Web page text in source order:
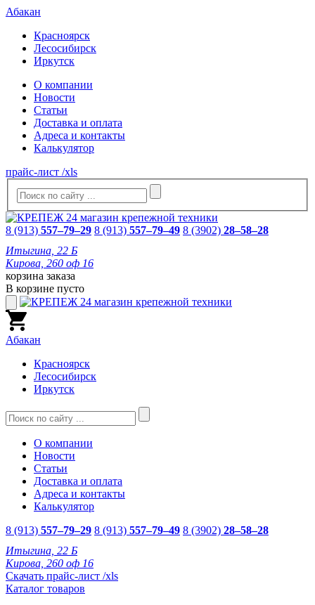
Абакан
Красноярск
Лесосибирск
Иркутск
О компании
Новости
Статьи
Доставка и оплата
Адреса и контакты
Калькулятор
прайс-лист /xls
8 (913) 557–79–29 8 (913) 557–79–49 8 (3902) 28–58–28
Итыгина, 22 Б
Кирова, 260 оф 16
корзина заказа
В корзине пусто
Абакан
Красноярск
Лесосибирск
Иркутск
О компании
Новости
Статьи
Доставка и оплата
Адреса и контакты
Калькулятор
8 (913) 557–79–29 8 (913) 557–79–49 8 (3902) 28–58–28
Итыгина, 22 Б
Кирова, 260 оф 16
Скачать прайс-лист /xls
Каталог товаров